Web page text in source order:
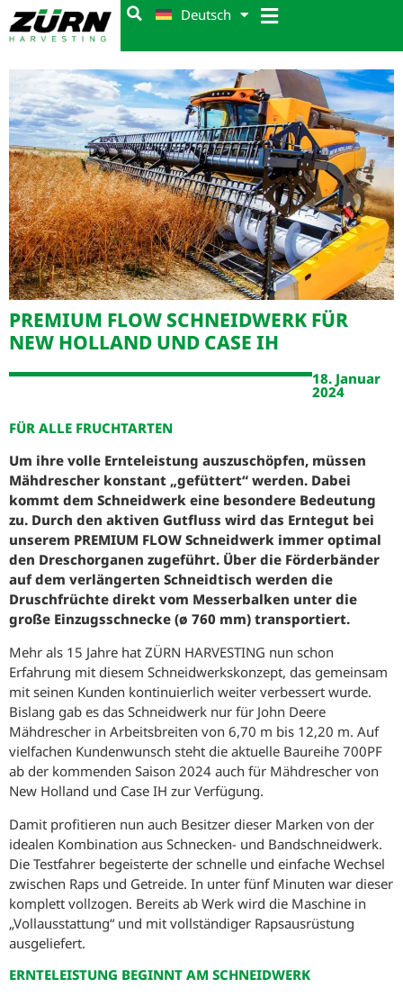
Deutsch
PREMIUM FLOW SCHNEIDWERK FÜR
NEW HOLLAND UND CASE IH
18. Januar
2024
FÜR ALLE FRUCHTARTEN
Um ihre volle Ernteleistung auszuschöpfen, müssen
Mähdrescher konstant „gefüttert“ werden. Dabei
kommt dem Schneidwerk eine besondere Bedeutung
zu. Durch den aktiven Gutfluss wird das Erntegut bei
unserem PREMIUM FLOW Schneidwerk immer optimal
den Dreschorganen zugeführt. Über die Förderbänder
auf dem verlängerten Schneidtisch werden die
Druschfrüchte direkt vom Messerbalken unter die
große Einzugsschnecke (ø 760 mm) transportiert.
Mehr als 15 Jahre hat ZÜRN HARVESTING nun schon
Erfahrung mit diesem Schneidwerkskonzept, das gemeinsam
mit seinen Kunden kontinuierlich weiter verbessert wurde.
Bislang gab es das Schneidwerk nur für John Deere
Mähdrescher in Arbeitsbreiten von 6,70 m bis 12,20 m. Auf
vielfachen Kundenwunsch steht die aktuelle Baureihe 700PF
ab der kommenden Saison 2024 auch für Mähdrescher von
New Holland und Case IH zur Verfügung.
Damit profitieren nun auch Besitzer dieser Marken von der
idealen Kombination aus Schnecken- und Bandschneidwerk.
Die Testfahrer begeisterte der schnelle und einfache Wechsel
zwischen Raps und Getreide. In unter fünf Minuten war dieser
komplett vollzogen. Bereits ab Werk wird die Maschine in
„Vollausstattung“ und mit vollständiger Rapsausrüstung
ausgeliefert.
ERNTELEISTUNG BEGINNT AM SCHNEIDWERK